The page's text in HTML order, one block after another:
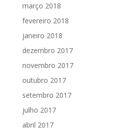
março 2018
fevereiro 2018
janeiro 2018
dezembro 2017
novembro 2017
outubro 2017
setembro 2017
julho 2017
abril 2017